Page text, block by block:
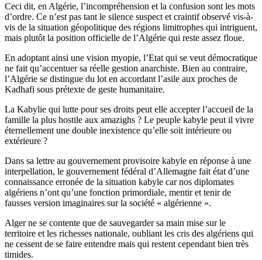
Ceci dit, en Algérie, l’incompréhension et la confusion sont les mots
d’ordre. Ce n’est pas tant le silence suspect et craintif observé vis-à-
vis de la situation géopolitique des régions limitrophes qui intriguent,
mais plutôt la position officielle de l’Algérie qui reste assez floue.
En adoptant ainsi une vision myopie, l’Etat qui se veut démocratique
ne fait qu’accentuer sa réelle gestion anarchiste. Bien au contraire,
l’Algérie se distingue du lot en accordant l’asile aux proches de
Kadhafi sous prétexte de geste humanitaire.
La Kabylie qui lutte pour ses droits peut elle accepter l’accueil de la
famille la plus hostile aux amazighs ? Le peuple kabyle peut il vivre
éternellement une double inexistence qu’elle soit intérieure ou
extérieure ?
Dans sa lettre au gouvernement provisoire kabyle en réponse à une
interpellation, le gouvernement fédéral d’Allemagne fait état d’une
connaissance erronée de la situation kabyle car nos diplomates
algériens n’ont qu’une fonction primordiale, mentir et tenir de
fausses version imaginaires sur la société « algérienne ».
Alger ne se contente que de sauvegarder sa main mise sur le
territoire et les richesses nationale, oubliant les cris des algériens qui
ne cessent de se faire entendre mais qui restent cependant bien très
timides.